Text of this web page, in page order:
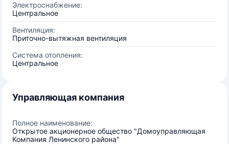
Электроснабжение:
Центральное
Вентиляция:
Приточно-вытяжная вентиляция
Система отопления:
Центральное
Управляющая компания
Полное наименование:
Открытое акционерное общество "Домоуправляющая
Компания Ленинского района"